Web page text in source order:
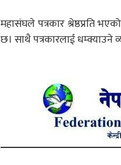
महासंघले पत्रकार श्रेष्ठप्रति
छ। साथै पत्रकारलाई धम्क्याउने